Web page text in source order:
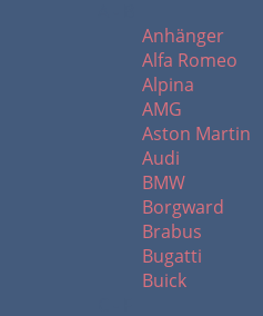
Anhänger
Alfa Romeo
Alpina
AMG
Aston Martin
Audi
BMW
Borgward
Brabus
Bugatti
Buick